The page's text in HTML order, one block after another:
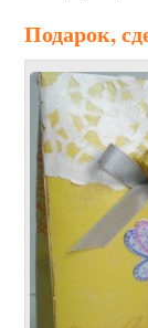
Подарок,